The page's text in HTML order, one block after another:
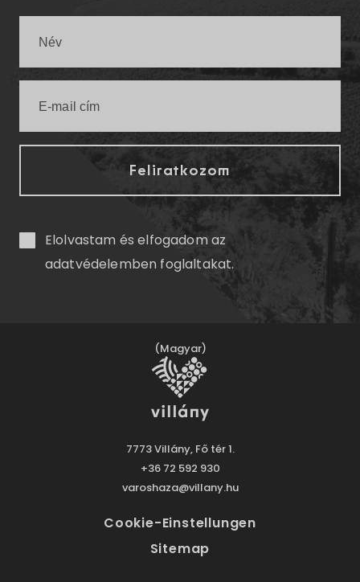
Elolvastam és elfogadom az
adatvédelemben foglaltakat.
(Magyar)
7773 Villány, Fő tér 1.
+36 72 592 930
varoshaza@villany.hu
Cookie-Einstellungen
Sitemap